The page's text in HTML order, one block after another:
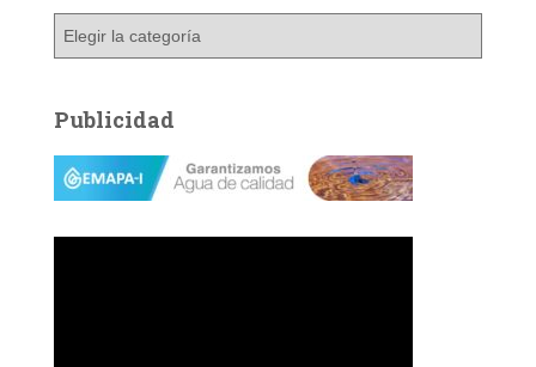
g
o
a
Publicidad